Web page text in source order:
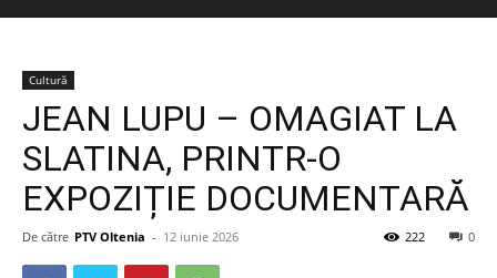
Cultură
JEAN LUPU – OMAGIAT LA
SLATINA, PRINTR-O
EXPOZIȚIE DOCUMENTARĂ
De către PTV Oltenia - 12 iunie 2026 0
222